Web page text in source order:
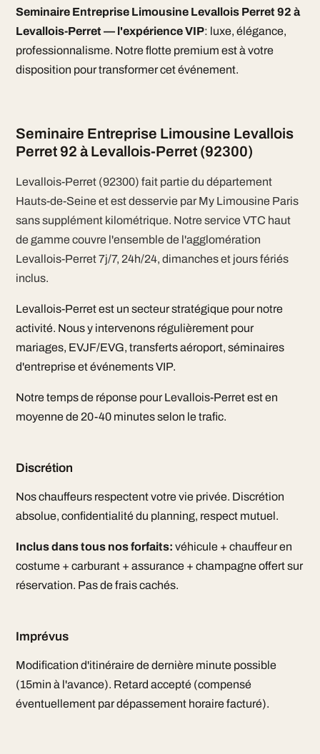
Seminaire Entreprise Limousine Levallois Perret 92 à
Levallois-Perret — l'expérience VIP: luxe, élégance,
professionnalisme. Notre flotte premium est à votre
disposition pour transformer cet événement.
Seminaire Entreprise Limousine Levallois
Perret 92 à Levallois-Perret (92300)
Levallois-Perret (92300) fait partie du département
Hauts-de-Seine et est desservie par My Limousine Paris
sans supplément kilométrique. Notre service VTC haut
de gamme couvre l'ensemble de l'agglomération
Levallois-Perret 7j/7, 24h/24, dimanches et jours fériés
inclus.
Levallois-Perret est un secteur stratégique pour notre
activité. Nous y intervenons régulièrement pour
mariages, EVJF/EVG, transferts aéroport, séminaires
d'entreprise et événements VIP.
Notre temps de réponse pour Levallois-Perret est en
moyenne de 20-40 minutes selon le trafic.
Discrétion
Nos chauffeurs respectent votre vie privée. Discrétion
absolue, confidentialité du planning, respect mutuel.
Inclus dans tous nos forfaits: véhicule + chauffeur en
costume + carburant + assurance + champagne offert sur
réservation. Pas de frais cachés.
Imprévus
Modification d'itinéraire de dernière minute possible
(15min à l'avance). Retard accepté (compensé
éventuellement par dépassement horaire facturé).